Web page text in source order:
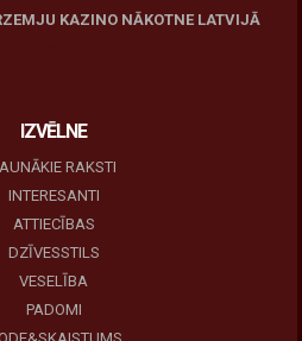
KAZINO NĀKOTNE LATVIJĀ
IZVĒLNE
RAKSTI
INTERESANTI
ATTIECĪBAS
DZĪVESSTILS
VESELĪBA
PADOMI